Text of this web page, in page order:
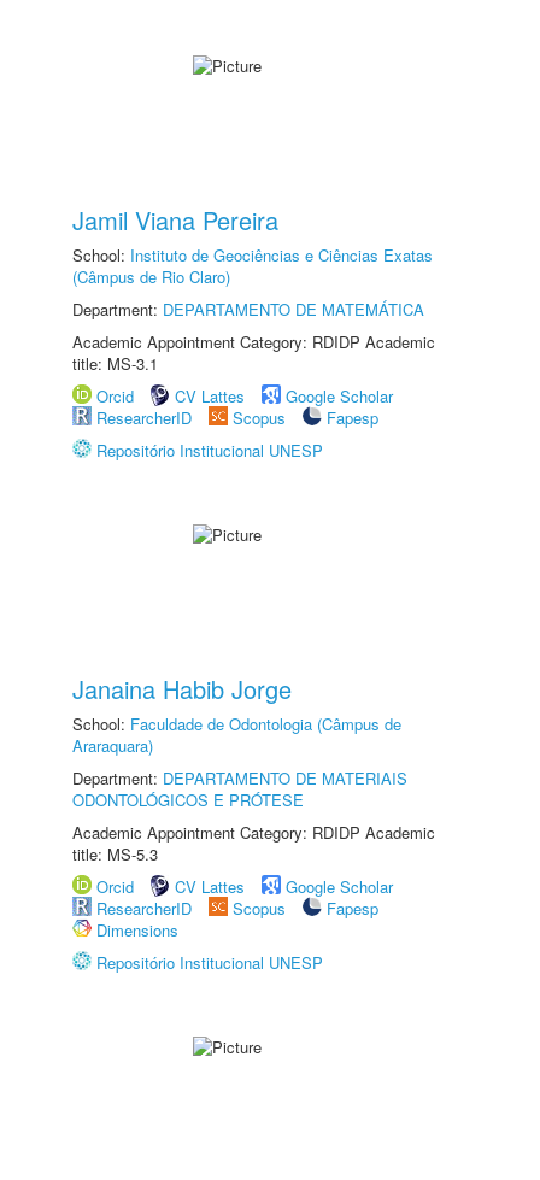
Jamil Viana Pereira
School: Instituto de Geociências e Ciências Exatas
(Câmpus de Rio Claro)
Department: DEPARTAMENTO DE MATEMÁTICA
Academic Appointment Category: RDIDP Academic
title: MS-3.1
Orcid
CV Lattes
Google Scholar
ResearcherID
Scopus
Fapesp
Repositório Institucional UNESP
Janaina Habib Jorge
School: Faculdade de Odontologia (Câmpus de
Araraquara)
Department: DEPARTAMENTO DE MATERIAIS
ODONTOLÓGICOS E PRÓTESE
Academic Appointment Category: RDIDP Academic
title: MS-5.3
Orcid
CV Lattes
Google Scholar
ResearcherID
Scopus
Fapesp
Dimensions
Repositório Institucional UNESP